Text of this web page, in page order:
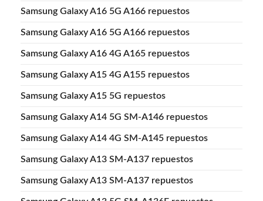
Samsung Galaxy A16 5G A166 repuestos
Samsung Galaxy A16 5G A166 repuestos
Samsung Galaxy A16 4G A165 repuestos
Samsung Galaxy A15 4G A155 repuestos
Samsung Galaxy A15 5G repuestos
Samsung Galaxy A14 5G SM-A146 repuestos
Samsung Galaxy A14 4G SM-A145 repuestos
Samsung Galaxy A13 SM-A137 repuestos
Samsung Galaxy A13 SM-A137 repuestos